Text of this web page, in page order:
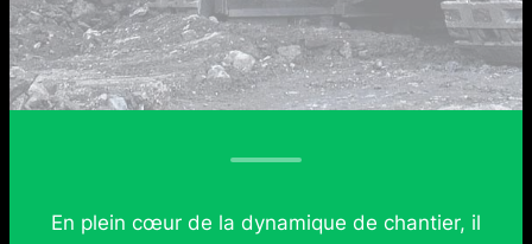
En plein cœur de la dynamique de chantier, il